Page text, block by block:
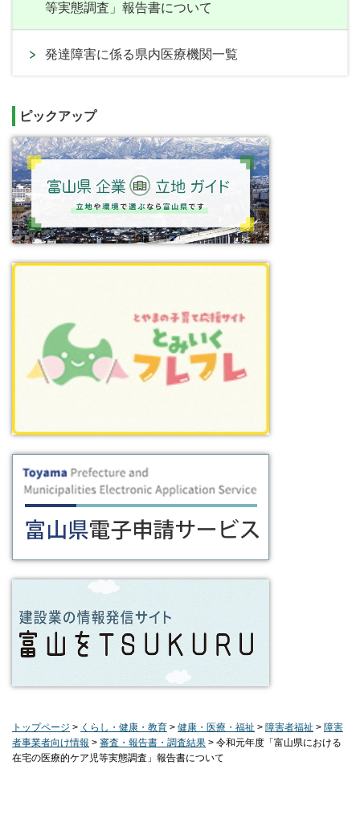
等実態調査」報告書について
発達障害に係る県内医療機関一覧
ピックアップ
トップページ > くらし・健康・教育 > 健康・医療・福祉 > 障害者福祉 > 障害
者事業者向け情報 > 審査・報告書・調査結果 > 令和元年度「富山県における
在宅の医療的ケア児等実態調査」報告書について